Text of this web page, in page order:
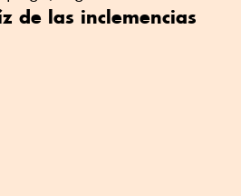
de las inclemencias